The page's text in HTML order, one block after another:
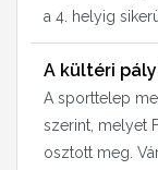
a 4. helyig
A kültéri
A sporttelep
szerint, melyet
osztott meg.